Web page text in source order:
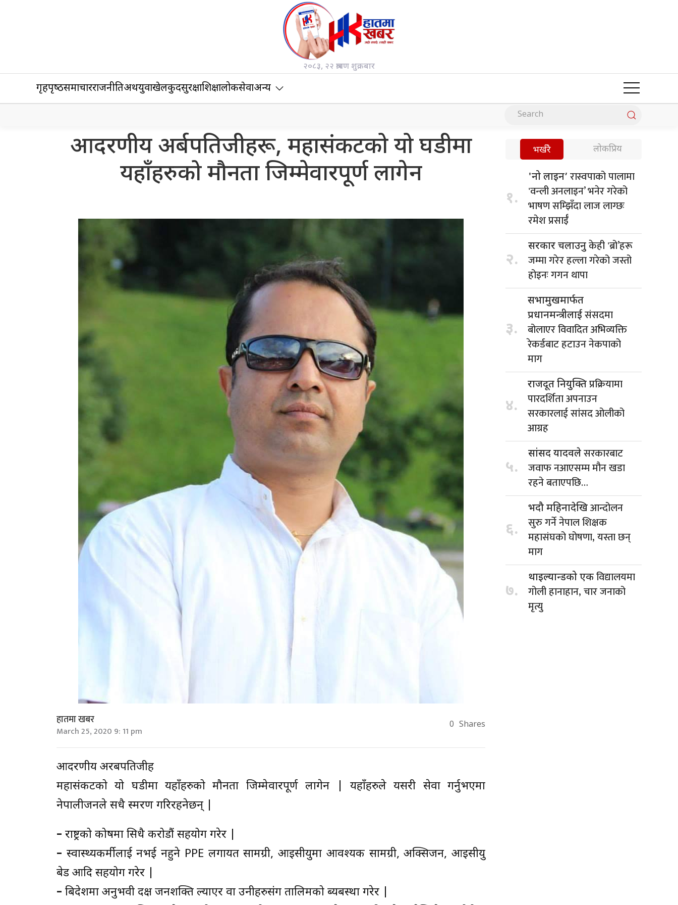
२०८३, २२ श्रावण शुक्रबार
गृहपृष्‍ठसमाचारराजनीतिअर्थयुवाखेलकुदसुरक्षाशिक्षालोकसेवाअन्य
आदरणीय अर्बपतिजीहरू, महासंकटको यो घडीमा
यहाँहरुको मौनता जिम्मेवारपूर्ण लागेन
हातमा खबर
March 25, 2020 9: 11 pm 0 Shares
आदरणीय अरबपतिजीहरू
महासंकटको यो घडीमा यहाँहरुको मौनता जिम्मेवारपूर्ण लागेन | यहाँहरुले यसरी सेवा गर्नुभएमा
नेपालीजनले सधै स्मरण गरिरहनेछन् |
– राष्ट्रको कोषमा सिधै करोडौं सहयोग गरेर |
– स्वास्थ्यकर्मीलाई नभई नहुने PPE लगायत सामग्री, आइसीयुमा आवश्यक सामग्री, अक्सिजन, आइसीयु
बेड आदि सहयोग गरेर |
– बिदेशमा अनुभवी दक्ष जनशक्ति ल्याएर वा उनीहरुसंग तालिमको ब्यबस्था गरेर |
भर्खरै लोकप्रिय
१.
'नो लाइन’ रास्वपाको पालामा
'वन्ली अनलाइन’ भनेर गरेको
भाषण सम्झिँदा लाज लाग्छः
रमेश प्रसाईँ
२.
सरकार चलाउनुकेही 'ब्रो’हरू
जम्मा गरेर हल्ला गरेको जस्तो
होइनः गगन थापा
३.
सभामुखमार्फत
प्रधानमन्त्रीलाईसंसदमा
बोलाएर विवादित अभिव्यक्ति
रेकर्डबाट हटाउन नेकपाको
माग
४.
राजदूत नियुक्तिप्रक्रियामा
पारदर्शिता अपनाउन
सरकारलाई सांसद ओलीको
आग्रह
५.
सांसद यादवलेसरकारबाट
जवाफ नआएसम्म मौन खडा
रहने बताएपछि…
६.
भदौ महिनादेखिआन्दोलन
सुरु गर्ने नेपाल शिक्षक
महासंघको घोषणा, यस्ता छन्
माग
७.
थाइल्यान्डको एकविद्यालयमा
गोली हानाहान, चार जनाको
मृत्यु